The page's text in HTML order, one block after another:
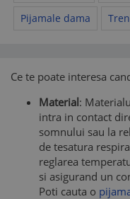
Pijamale dama
Ce te poate interesa
Material:
intra in contact
somnului sau la
de tesatura
reglarea
si asigurand un
Poti cauta o